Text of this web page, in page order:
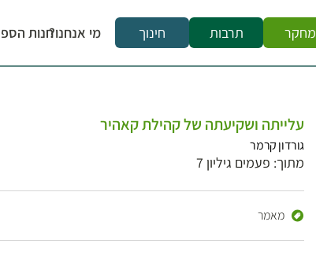
מחקר תרבות חינוך מי אנחנו?חנות
עלייתה ושקיעתה של קהילת קאהיר
גורדון קרמר
מתוך: פעמים גיליון 7
מאמר